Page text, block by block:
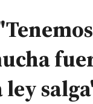
ley